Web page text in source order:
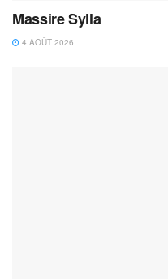
Massire Sylla
4 AOÛT 2026